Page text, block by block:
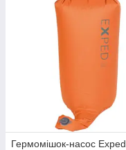
Гермомішок-насос Exped